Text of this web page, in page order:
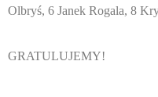
Olbryś, 6 Janek Rogala, 8
GRATULUJEMY!